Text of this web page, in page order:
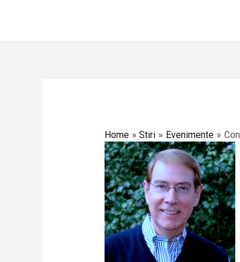
Home Stiri Evenimente